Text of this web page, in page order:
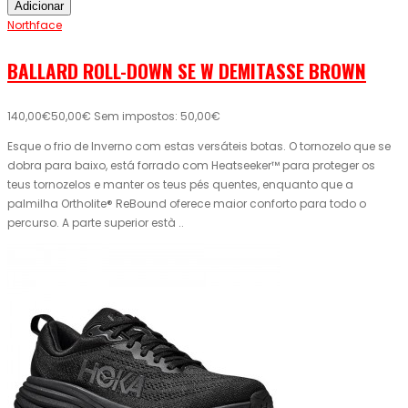
Adicionar
Northface
BALLARD ROLL-DOWN SE W DEMITASSE BROWN
140,00€50,00€ Sem impostos: 50,00€
Esque o frio de Inverno com estas versáteis botas. O tornozelo que se
dobra para baixo, está forrado com Heatseeker™ para proteger os
teus tornozelos e manter os teus pés quentes, enquanto que a
palmilha Ortholite® ReBound oferece maior conforto para todo o
percurso. A parte superior està ..